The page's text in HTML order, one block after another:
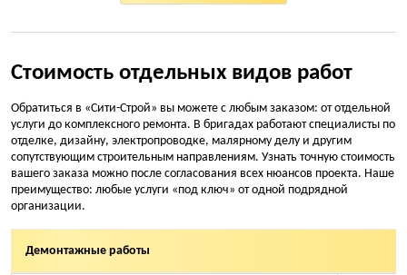
Стоимость отдельных видов работ
Обратиться в «Сити-Строй» вы можете с любым заказом: от отдельной
услуги до комплексного ремонта. В бригадах работают специалисты по
отделке, дизайну, электропроводке, малярному делу и другим
сопутствующим строительным направлениям. Узнать точную стоимость
вашего заказа можно после согласования всех нюансов проекта. Наше
преимущество: любые услуги «под ключ» от одной подрядной
организации.
Демонтажные работы